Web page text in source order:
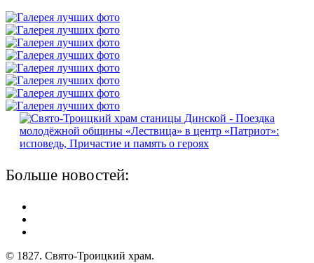
Больше новостей:
© 1827. Свято-Троицкий храм.